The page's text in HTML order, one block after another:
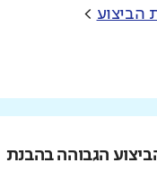
הביצוע >
הגבוהה בהבנת